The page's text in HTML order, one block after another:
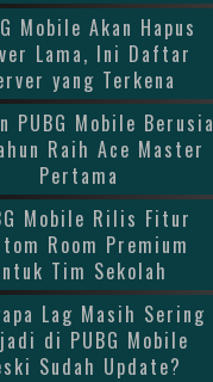
Mobile Akan Hapus
Lama, Ini Daftar
yang Terkena
PUBG Mobile Berusia
Raih Ace Master
Pertama
Mobile Rilis Fitur
Room Premium
Tim Sekolah
Lag Masih Sering
di PUBG Mobile
Sudah Update?